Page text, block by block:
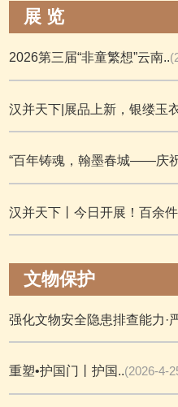
展 览
2026第三届“非童繁想”云南..
汉并天下|展品上新，银缕玉
“百年铸魂，翰墨春城——庆
汉并天下丨今日开展！百余
文物保护
强化文物安全隐患排查能力·
重塑•护国门丨护国..(2026-4-